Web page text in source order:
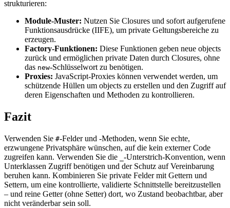
strukturieren:
Module-Muster: Nutzen Sie Closures und sofort aufgerufene
Funktionsausdrücke (IIFE), um private Geltungsbereiche zu
erzeugen.
Factory-Funktionen: Diese Funktionen geben neue objects
zurück und ermöglichen private Daten durch Closures, ohne
das new-Schlüsselwort zu benötigen.
Proxies: JavaScript-Proxies können verwendet werden, um
schützende Hüllen um objects zu erstellen und den Zugriff auf
deren Eigenschaften und Methoden zu kontrollieren.
Fazit
Verwenden Sie #-Felder und -Methoden, wenn Sie echte,
erzwungene Privatsphäre wünschen, auf die kein externer Code
zugreifen kann. Verwenden Sie die
-Unterstrich-Konvention, wenn
Unterklassen Zugriff benötigen und der Schutz auf Vereinbarung
beruhen kann. Kombinieren Sie private Felder mit Gettern und
Settern, um eine kontrollierte, validierte Schnittstelle bereitzustellen
– und reine Getter (ohne Setter) dort, wo Zustand beobachtbar, aber
nicht veränderbar sein soll.